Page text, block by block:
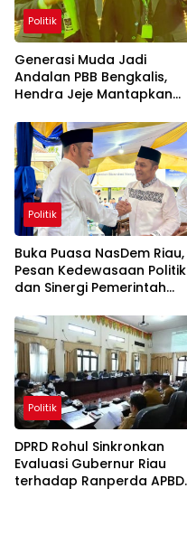
Politik
Generasi Muda Jadi
Andalan PBB Bengkalis,
Hendra Jeje Mantapkan
Politik
Buka Puasa NasDem Riau,
Pesan Kedewasaan Politik
dan Sinergi Pemerintah
Politik
DPRD Rohul Sinkronkan
Evaluasi Gubernur Riau
terhadap Ranperda APBD